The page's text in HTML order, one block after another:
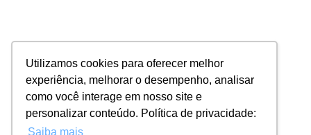
Utilizamos cookies para oferecer melhor
experiência, melhorar o desempenho, analisar
como você interage em nosso site e
personalizar conteúdo. Política de privacidade:
Saiba mais